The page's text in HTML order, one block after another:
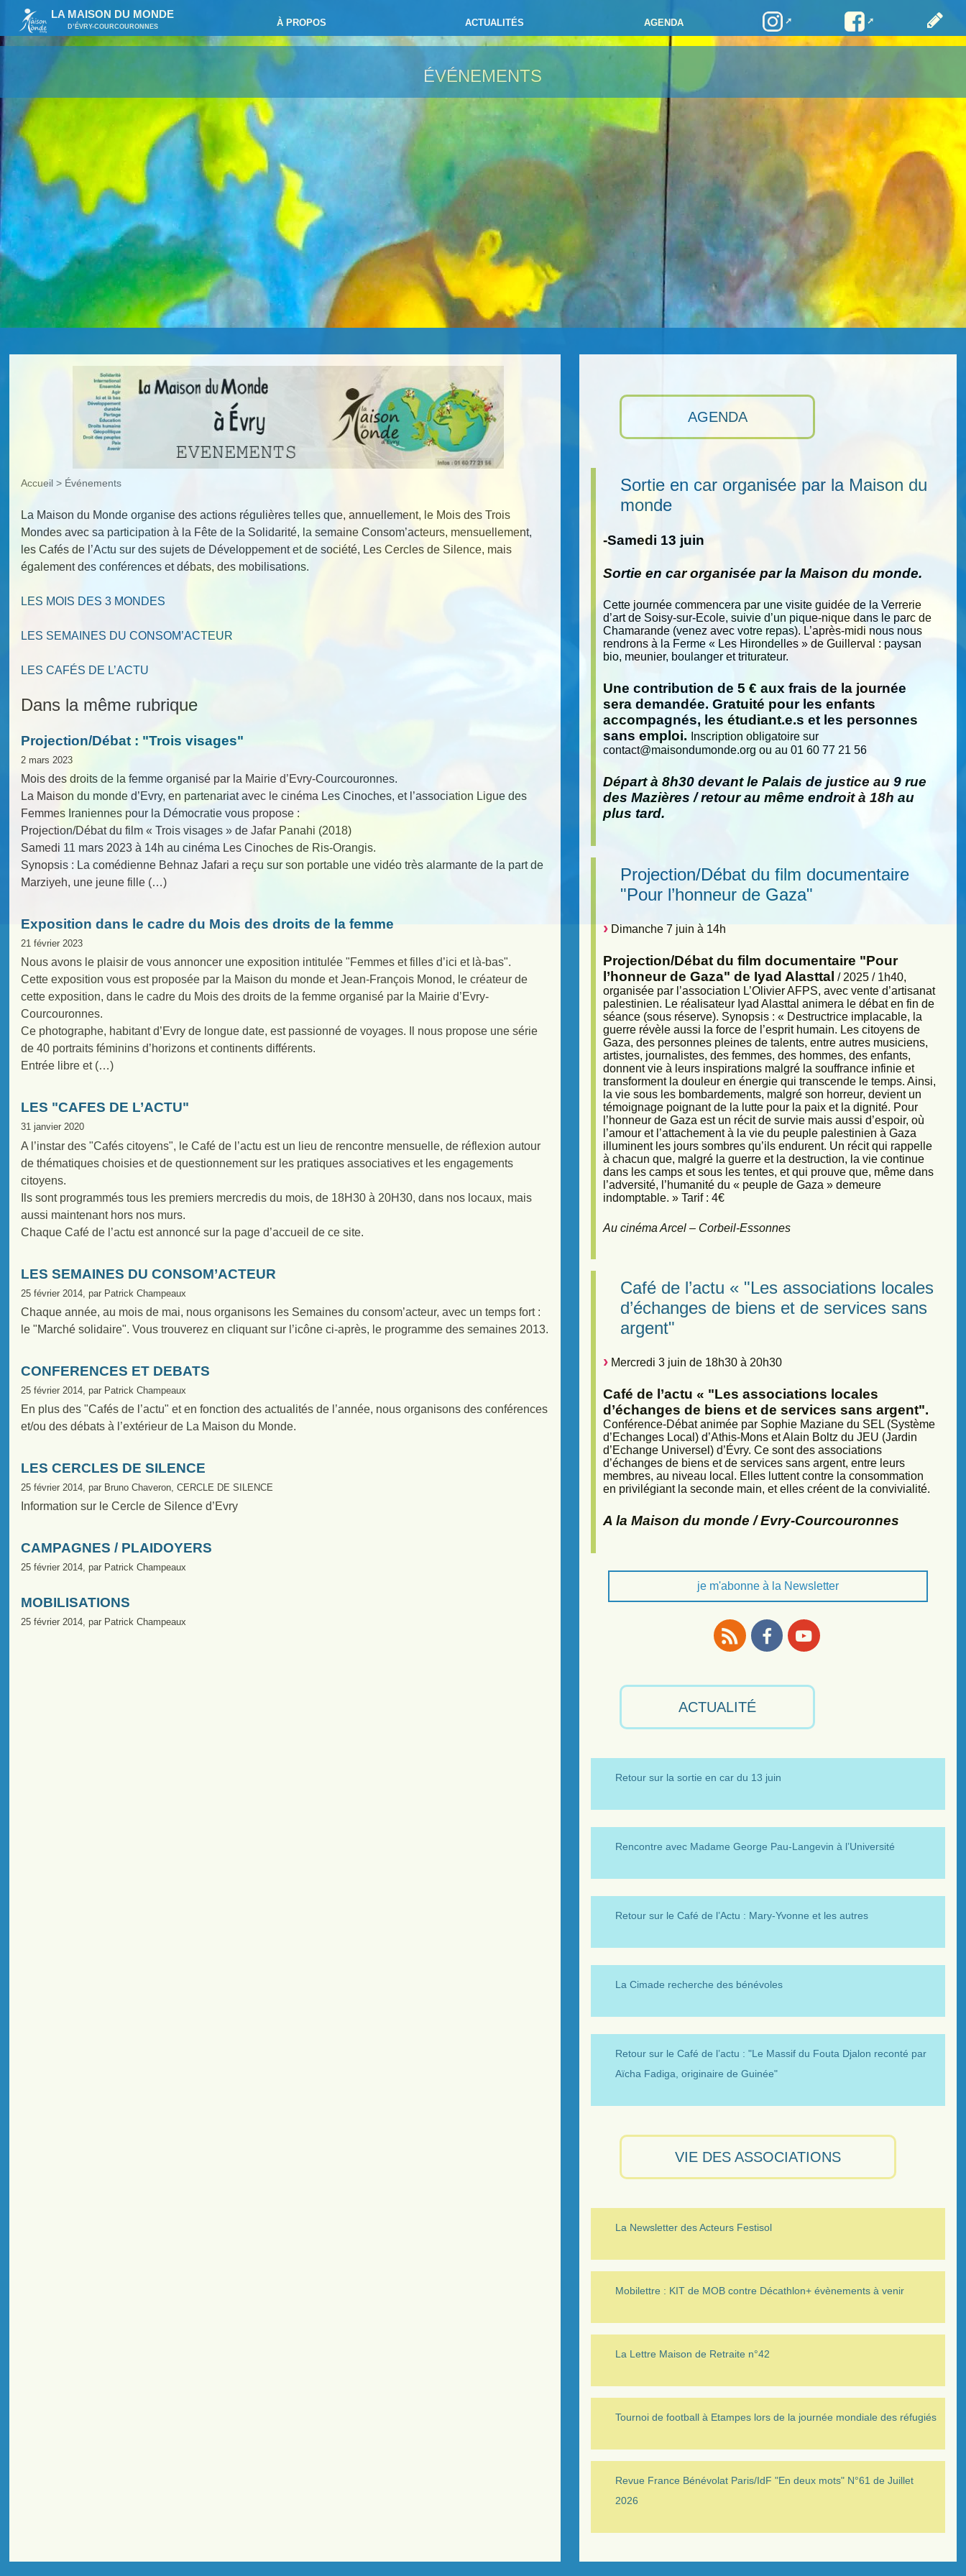
LA MAISON DU MONDE
D’ÉVRY-COURCOURONNES À PROPOS ACTUALITÉS AGENDA
ÉVÉNEMENTS
AGENDA
Sortie en car organisée par la Maison du
monde
-Samedi 13 juin
Sortie en car organisée par la Maison du monde.
Cette journée commencera par une visite guidée de la Verrerie
d’art de Soisy-sur-Ecole, suivie d’un pique-nique dans le parc de
Chamarande (venez avec votre repas). L’après-midi nous nous
rendrons à la Ferme « Les Hirondelles » de Guillerval : paysan
bio, meunier, boulanger et triturateur.
Une contribution de 5 € aux frais de la journée
sera demandée. Gratuité pour les enfants
accompagnés, les étudiant.e.s et les personnes
sans emploi.
Inscription obligatoire sur
contact@maisondumonde.org ou au 01 60 77 21 56
Départ à 8h30 devant le Palais de justice au 9 rue
des Mazières / retour au même endroit à 18h au
plus tard.
Projection/Débat du film documentaire
"Pour l’honneur de Gaza"
Dimanche 7 juin à 14h
Projection/Débat du film documentaire "Pour
l’honneur de Gaza" de Iyad Alasttal / 2025 / 1h40,
organisée par l’association L’Olivier AFPS, avec vente d’artisanat
palestinien. Le réalisateur Iyad Alasttal animera le débat en fin de
séance (sous réserve). Synopsis : « Destructrice implacable, la
guerre révèle aussi la force de l’esprit humain. Les citoyens de
Gaza, des personnes pleines de talents, entre autres musiciens,
artistes, journalistes, des femmes, des hommes, des enfants,
donnent vie à leurs inspirations malgré la souffrance infinie et
transforment la douleur en énergie qui transcende le temps. Ainsi,
la vie sous les bombardements, malgré son horreur, devient un
témoignage poignant de la lutte pour la paix et la dignité. Pour
l’honneur de Gaza est un récit de survie mais aussi d’espoir, où
l’amour et l’attachement à la vie du peuple palestinien à Gaza
illuminent les jours sombres qu’ils endurent. Un récit qui rappelle
à chacun que, malgré la guerre et la destruction, la vie continue
dans les camps et sous les tentes, et qui prouve que, même dans
l’adversité, l’humanité du « peuple de Gaza » demeure
indomptable. » Tarif : 4€
Au cinéma Arcel – Corbeil-Essonnes
Café de l’actu « "Les associations locales
d’échanges de biens et de services sans
argent"
Mercredi 3 juin de 18h30 à 20h30
Café de l’actu « "Les associations locales
d’échanges de biens et de services sans argent".
Conférence-Débat animée par Sophie Maziane du SEL (Système
d’Echanges Local) d’Athis-Mons et Alain Boltz du JEU (Jardin
d’Echange Universel) d’Évry. Ce sont des associations
d’échanges de biens et de services sans argent, entre leurs
membres, au niveau local. Elles luttent contre la consommation
en privilégiant la seconde main, et elles créent de la convivialité.
A la Maison du monde / Evry-Courcouronnes
je m'abonne à la Newsletter
ACTUALITÉ
Retour sur la sortie en car du 13 juin
Rencontre avec Madame George Pau-Langevin à l’Université
Retour sur le Café de l’Actu : Mary-Yvonne et les autres
La Cimade recherche des bénévoles
Retour sur le Café de l’actu : "Le Massif du Fouta Djalon reconté par
Aïcha Fadiga, originaire de Guinée"
VIE DES ASSOCIATIONS
La Newsletter des Acteurs Festisol
Mobilettre : KIT de MOB contre Décathlon+ évènements à venir
La Lettre Maison de Retraite n°42
Tournoi de football à Etampes lors de la journée mondiale des réfugiés
Revue France Bénévolat Paris/IdF "En deux mots" N°61 de Juillet
2026
Accueil > Événements
La Maison du Monde organise des actions régulières telles que, annuellement, le Mois des Trois
Mondes avec sa participation à la Fête de la Solidarité, la semaine Consom’acteurs, mensuellement,
les Cafés de l’Actu sur des sujets de Développement et de société, Les Cercles de Silence, mais
également des conférences et débats, des mobilisations.
LES MOIS DES 3 MONDES
LES SEMAINES DU CONSOM’ACTEUR
LES CAFÉS DE L’ACTU
Dans la même rubrique
Projection/Débat : "Trois visages"
2 mars 2023
Mois des droits de la femme organisé par la Mairie d’Evry-Courcouronnes.
La Maison du monde d’Evry, en partenariat avec le cinéma Les Cinoches, et l’association Ligue des
Femmes Iraniennes pour la Démocratie vous propose :
Projection/Débat du film « Trois visages » de Jafar Panahi (2018)
Samedi 11 mars 2023 à 14h au cinéma Les Cinoches de Ris-Orangis.
Synopsis : La comédienne Behnaz Jafari a reçu sur son portable une vidéo très alarmante de la part de
Marziyeh, une jeune fille (…)
Exposition dans le cadre du Mois des droits de la femme
21 février 2023
Nous avons le plaisir de vous annoncer une exposition intitulée "Femmes et filles d’ici et là-bas".
Cette exposition vous est proposée par la Maison du monde et Jean-François Monod, le créateur de
cette exposition, dans le cadre du Mois des droits de la femme organisé par la Mairie d’Evry-
Courcouronnes.
Ce photographe, habitant d’Evry de longue date, est passionné de voyages. Il nous propose une série
de 40 portraits féminins d’horizons et continents différents.
Entrée libre et (…)
LES "CAFES DE L’ACTU"
31 janvier 2020
A l’instar des "Cafés citoyens", le Café de l’actu est un lieu de rencontre mensuelle, de réflexion autour
de thématiques choisies et de questionnement sur les pratiques associatives et les engagements
citoyens.
Ils sont programmés tous les premiers mercredis du mois, de 18H30 à 20H30, dans nos locaux, mais
aussi maintenant hors nos murs.
Chaque Café de l’actu est annoncé sur la page d’accueil de ce site.
LES SEMAINES DU CONSOM’ACTEUR
25 février 2014, par Patrick Champeaux
Chaque année, au mois de mai, nous organisons les Semaines du consom’acteur, avec un temps fort :
le "Marché solidaire". Vous trouverez en cliquant sur l’icône ci-après, le programme des semaines 2013.
CONFERENCES ET DEBATS
25 février 2014, par Patrick Champeaux
En plus des "Cafés de l’actu" et en fonction des actualités de l’année, nous organisons des conférences
et/ou des débats à l’extérieur de La Maison du Monde.
LES CERCLES DE SILENCE
25 février 2014, par Bruno Chaveron, CERCLE DE SILENCE
Information sur le Cercle de Silence d’Evry
CAMPAGNES / PLAIDOYERS
25 février 2014, par Patrick Champeaux
MOBILISATIONS
25 février 2014, par Patrick Champeaux